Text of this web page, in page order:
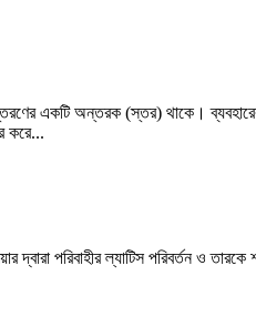
একটি অন্তরক (স্তর) থাকে।
করে...
দ্বারা পরিবাহীর ল্যাটিস পরিবর্তন ও